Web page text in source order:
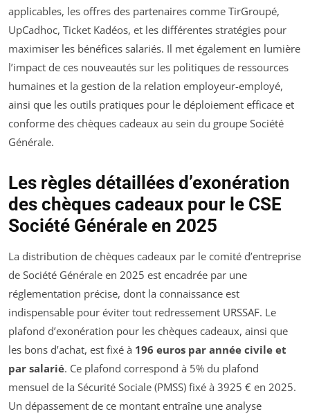
applicables, les offres des partenaires comme TirGroupé,
UpCadhoc, Ticket Kadéos, et les différentes stratégies pour
maximiser les bénéfices salariés. Il met également en lumière
l’impact de ces nouveautés sur les politiques de ressources
humaines et la gestion de la relation employeur-employé,
ainsi que les outils pratiques pour le déploiement efficace et
conforme des chèques cadeaux au sein du groupe Société
Générale.
Les règles détaillées d’exonération
des chèques cadeaux pour le CSE
Société Générale en 2025
La distribution de chèques cadeaux par le comité d’entreprise
de Société Générale en 2025 est encadrée par une
réglementation précise, dont la connaissance est
indispensable pour éviter tout redressement URSSAF. Le
plafond d’exonération pour les chèques cadeaux, ainsi que
les bons d’achat, est fixé à 196 euros par année civile et
par salarié. Ce plafond correspond à 5% du plafond
mensuel de la Sécurité Sociale (PMSS) fixé à 3925 € en 2025.
Un dépassement de ce montant entraîne une analyse